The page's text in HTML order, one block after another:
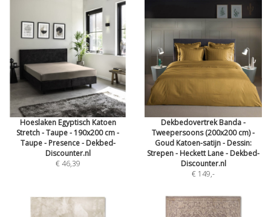
Hoeslaken Egyptisch Katoen
Stretch - Taupe - 190x200 cm -
Taupe - Presence - Dekbed-
Discounter.nl
€ 46,39
Dekbedovertrek Banda -
Tweepersoons (200x200 cm) -
Goud Katoen-satijn - Dessin:
Strepen - Heckett Lane - Dekbed-
Discounter.nl
€ 149,-